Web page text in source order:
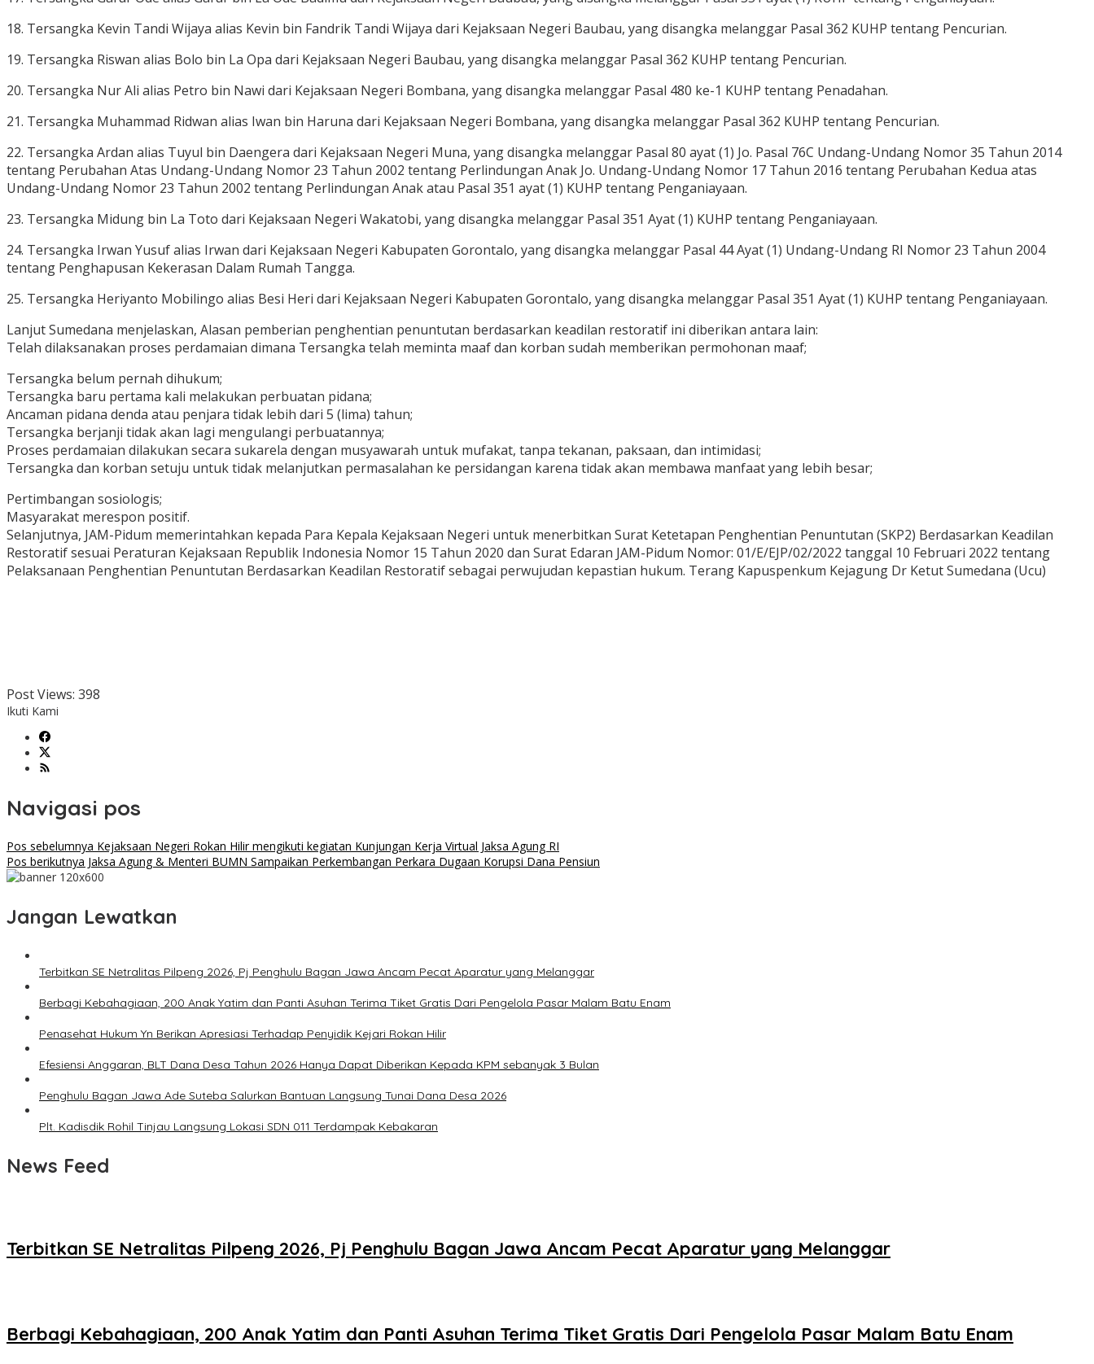
18. Tersangka Kevin Tandi Wijaya alias Kevin bin Fandrik Tandi Wijaya dari Kejaksaan Negeri Baubau, yang disangka melanggar Pasal 362 KUHP tentang Pencurian.
19. Tersangka Riswan alias Bolo bin La Opa dari Kejaksaan Negeri Baubau, yang disangka melanggar Pasal 362 KUHP tentang Pencurian.
20. Tersangka Nur Ali alias Petro bin Nawi dari Kejaksaan Negeri Bombana, yang disangka melanggar Pasal 480 ke-1 KUHP tentang Penadahan.
21. Tersangka Muhammad Ridwan alias Iwan bin Haruna dari Kejaksaan Negeri Bombana, yang disangka melanggar Pasal 362 KUHP tentang Pencurian.
22. Tersangka Ardan alias Tuyul bin Daengera dari Kejaksaan Negeri Muna, yang disangka melanggar Pasal 80 ayat (1) Jo. Pasal 76C Undang-Undang Nomor 35 Tahun 2014
tentang Perubahan Atas Undang-Undang Nomor 23 Tahun 2002 tentang Perlindungan Anak Jo. Undang-Undang Nomor 17 Tahun 2016 tentang Perubahan Kedua atas
Undang-Undang Nomor 23 Tahun 2002 tentang Perlindungan Anak atau Pasal 351 ayat (1) KUHP tentang Penganiayaan.
23. Tersangka Midung bin La Toto dari Kejaksaan Negeri Wakatobi, yang disangka melanggar Pasal 351 Ayat (1) KUHP tentang Penganiayaan.
24. Tersangka Irwan Yusuf alias Irwan dari Kejaksaan Negeri Kabupaten Gorontalo, yang disangka melanggar Pasal 44 Ayat (1) Undang-Undang RI Nomor 23 Tahun 2004
tentang Penghapusan Kekerasan Dalam Rumah Tangga.
25. Tersangka Heriyanto Mobilingo alias Besi Heri dari Kejaksaan Negeri Kabupaten Gorontalo, yang disangka melanggar Pasal 351 Ayat (1) KUHP tentang Penganiayaan.
Lanjut Sumedana menjelaskan, Alasan pemberian penghentian penuntutan berdasarkan keadilan restoratif ini diberikan antara lain:
Telah dilaksanakan proses perdamaian dimana Tersangka telah meminta maaf dan korban sudah memberikan permohonan maaf;
Tersangka belum pernah dihukum;
Tersangka baru pertama kali melakukan perbuatan pidana;
Ancaman pidana denda atau penjara tidak lebih dari 5 (lima) tahun;
Tersangka berjanji tidak akan lagi mengulangi perbuatannya;
Proses perdamaian dilakukan secara sukarela dengan musyawarah untuk mufakat, tanpa tekanan, paksaan, dan intimidasi;
Tersangka dan korban setuju untuk tidak melanjutkan permasalahan ke persidangan karena tidak akan membawa manfaat yang lebih besar;
Pertimbangan sosiologis;
Masyarakat merespon positif.
Selanjutnya, JAM-Pidum memerintahkan kepada Para Kepala Kejaksaan Negeri untuk menerbitkan Surat Ketetapan Penghentian Penuntutan (SKP2) Berdasarkan Keadilan
Restoratif sesuai Peraturan Kejaksaan Republik Indonesia Nomor 15 Tahun 2020 dan Surat Edaran JAM-Pidum Nomor: 01/E/EJP/02/2022 tanggal 10 Februari 2022 tentang
Pelaksanaan Penghentian Penuntutan Berdasarkan Keadilan Restoratif sebagai perwujudan kepastian hukum. Terang Kapuspenkum Kejagung Dr Ketut Sumedana (Ucu)
Post Views: 398
Ikuti Kami
Navigasi pos
Pos sebelumnya Kejaksaan Negeri Rokan Hilir mengikuti kegiatan Kunjungan Kerja Virtual Jaksa Agung RI
Pos berikutnya Jaksa Agung & Menteri BUMN Sampaikan Perkembangan Perkara Dugaan Korupsi Dana Pensiun
Jangan Lewatkan
Terbitkan SE Netralitas Pilpeng 2026, Pj Penghulu Bagan Jawa Ancam Pecat Aparatur yang Melanggar
Berbagi Kebahagiaan, 200 Anak Yatim dan Panti Asuhan Terima Tiket Gratis Dari Pengelola Pasar Malam Batu Enam
Penasehat Hukum Yn Berikan Apresiasi Terhadap Penyidik Kejari Rokan Hilir
Efesiensi Anggaran, BLT Dana Desa Tahun 2026 Hanya Dapat Diberikan Kepada KPM sebanyak 3 Bulan
Penghulu Bagan Jawa Ade Suteba Salurkan Bantuan Langsung Tunai Dana Desa 2026
Plt. Kadisdik Rohil Tinjau Langsung Lokasi SDN 011 Terdampak Kebakaran
News Feed
Terbitkan SE Netralitas Pilpeng 2026, Pj Penghulu Bagan Jawa Ancam Pecat Aparatur yang Melanggar
Berbagi Kebahagiaan, 200 Anak Yatim dan Panti Asuhan Terima Tiket Gratis Dari Pengelola Pasar Malam Batu Enam